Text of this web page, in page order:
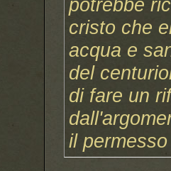
potrebbe
cristo che
acqua e
del
di fare un
il